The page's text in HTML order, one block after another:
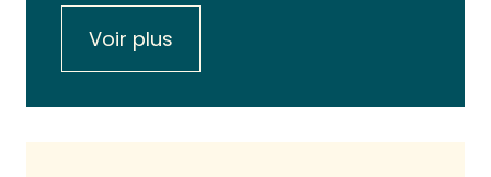
Voir plus